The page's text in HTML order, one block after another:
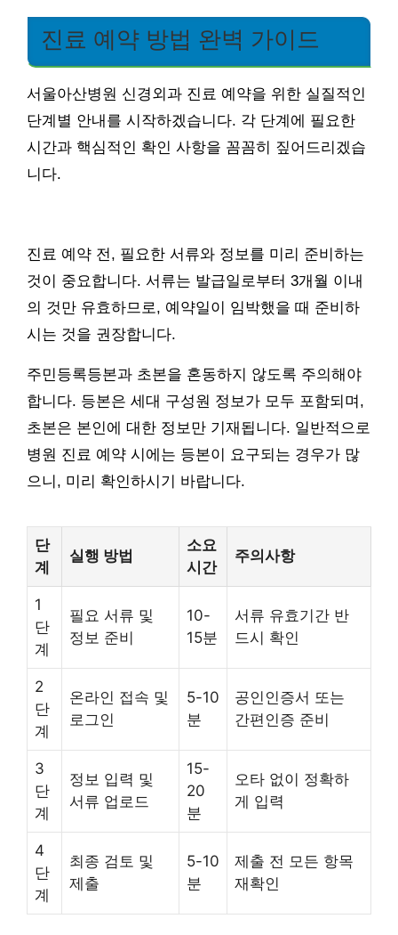
진료 예약 방법 완벽 가이드
서울아산병원 신경외과 진료 예약을 위한 실질적인
단계별 안내를 시작하겠습니다. 각 단계에 필요한
시간과 핵심적인 확인 사항을 꼼꼼히 짚어드리겠습
니다.
진료 예약 전, 필요한 서류와 정보를 미리 준비하는
것이 중요합니다. 서류는 발급일로부터 3개월 이내
의 것만 유효하므로, 예약일이 임박했을 때 준비하
시는 것을 권장합니다.
주민등록등본과 초본을 혼동하지 않도록 주의해야
합니다. 등본은 세대 구성원 정보가 모두 포함되며,
초본은 본인에 대한 정보만 기재됩니다. 일반적으로
병원 진료 예약 시에는 등본이 요구되는 경우가 많
으니, 미리 확인하시기 바랍니다.
단
계
실행 방법
소요
시간
주의사항
1
단
계
필요 서류 및
정보 준비
10-
15분
서류 유효기간 반
드시 확인
2
단
계
온라인 접속 및
로그인
5-10
분
공인인증서 또는
간편인증 준비
3
단
계
정보 입력 및
서류 업로드
15-
20
분
오타 없이 정확하
게 입력
4
단
계
최종 검토 및
제출
5-10
분
제출 전 모든 항목
재확인